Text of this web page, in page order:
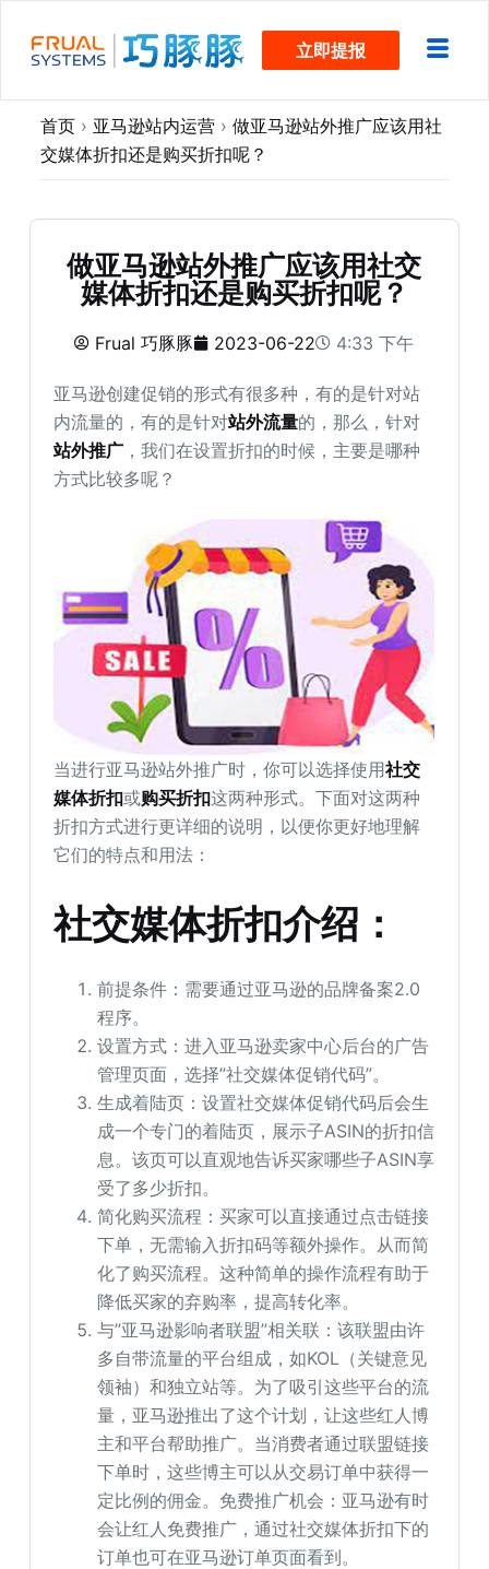
过
立即提报
首页 › 亚马逊站内运营 › 做亚马逊站外推广应该用社
交媒体折扣还是购买折扣呢？
做亚马逊站外推广应该用社交
媒体折扣还是购买折扣呢？
Frual 巧豚豚 2023-06-22 4:33 下午
亚马逊创建促销的形式有很多种，有的是针对站
内流量的，有的是针对站外流量的，那么，针对
站外推广 ，我们在设置折扣的时候，主要是哪种
方式比较多呢？
当进行亚马逊站外推广时，你可以选择使用社交
媒体折扣或购买折扣这两种形式。下面对这两种
折扣方式进行更详细的说明，以便你更好地理解
它们的特点和用法：
社交媒体折扣介绍：
前提条件：需要通过亚马逊的品牌备案2.0
程序。
设置方式：进入亚马逊卖家中心后台的广告
管理页面，选择”社交媒体促销代码”。
生成着陆页：设置社交媒体促销代码后会生
成一个专门的着陆页，展示子ASIN的折扣信
息。该页可以直观地告诉买家哪些子ASIN享
受了多少折扣。
简化购买流程：买家可以直接通过点击链接
下单，无需输入折扣码等额外操作。从而简
化了购买流程。这种简单的操作流程有助于
降低买家的弃购率，提高转化率。
与”亚马逊影响者联盟”相关联：该联盟由许
多自带流量的平台组成，如KOL（关键意见
领袖）和独立站等。为了吸引这些平台的流
量，亚马逊推出了这个计划，让这些红人博
主和平台帮助推广。当消费者通过联盟链接
下单时，这些博主可以从交易订单中获得一
定比例的佣金。免费推广机会：亚马逊有时
会让红人免费推广，通过社交媒体折扣下的
订单也可在亚马逊订单页面看到。